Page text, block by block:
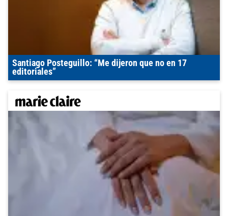
Santiago Posteguillo: “Me dijeron que no en 17
editoriales”